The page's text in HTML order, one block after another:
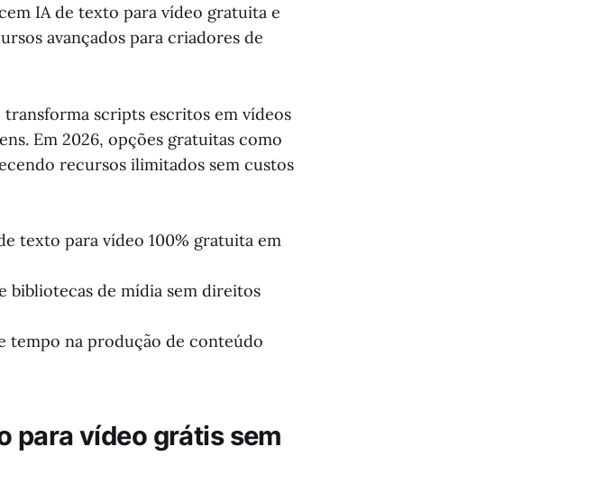
IA de texto para vídeo gratuita e
avançados para criadores de
scripts escritos em vídeos
Em 2026, opções gratuitas como
recursos ilimitados sem custos
texto para vídeo 100% gratuita em
bibliotecas de mídia sem direitos
tempo na produção de conteúdo
para vídeo grátis sem